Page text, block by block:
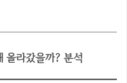
올라갔을까? 분석